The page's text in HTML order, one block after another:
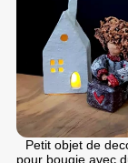
Petit objet de
pour bougie avec